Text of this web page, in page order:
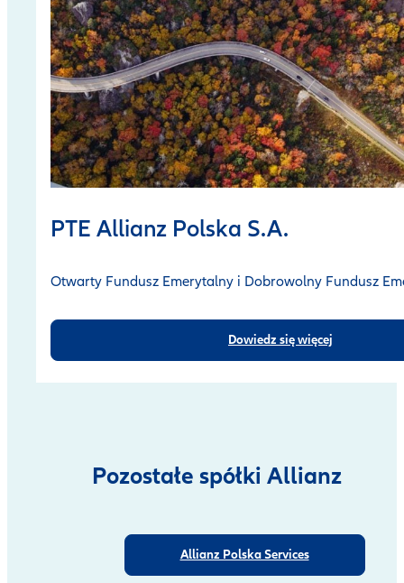
PTE Allianz Polska S.A.
Otwarty Fundusz Emerytalny i Dobrowolny Fundusz
Dowiedz się więcej
Pozostałe spółki Allianz
Allianz Polska Services